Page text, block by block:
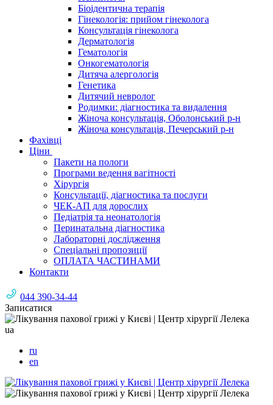
Біоідентична терапія
Гінекологія: прийом гінеколога
Консультація гінеколога
Дерматологія
Гематологія
Онкогематологія
Дитяча алергологія
Генетика
Дитячий невролог
Родимки: діагностика та видалення
Жіноча консультація, Оболонський р-н
Жіноча консультація, Печерський р-н
Фахівці
Ціни
Пакети на пологи
Програми ведення вагітності
Хірургія
Консультації, діагностика та послуги
ЧЕК-АП для дорослих
Педіатрія та неонатологія
Перинатальна діагностика
Лабораторні дослідження
Спеціальні пропозиції
ОПЛАТА ЧАСТИНАМИ
Контакти
044 390-34-44
Записатися
ua
ru
en